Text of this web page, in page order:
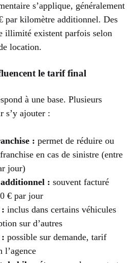
s’applique, généralement
par kilomètre additionnel. Des
illimité existent parfois selon
location.
le tarif final
à une base. Plusieurs
s’y ajouter :
: permet de réduire ou
en cas de sinistre (entre
jour)
: souvent facturé
€ par jour
: inclus dans certains véhicules
sur d’autres
: possible sur demande, tarif
l’agence